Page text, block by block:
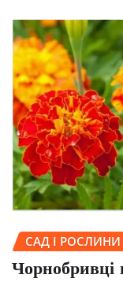
САД І РОСЛИНИ
Чорнобривці